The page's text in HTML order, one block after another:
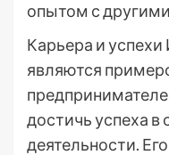
опытом с
Карьера и
являются
достичь успеха в
деятельности.